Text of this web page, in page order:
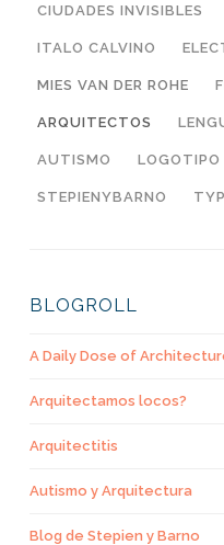
CIUDADES INVISIBLES
ITALO CALVINO
MIES VAN DER ROHE
ARQUITECTOS
AUTISMO LOGOTIPO
STEPIENYBARNO
BLOGROLL
A Daily Dose of
Arquitectamos locos?
Arquitectitis
Autismo y Arquitectura
Blog de Stepien y Barno